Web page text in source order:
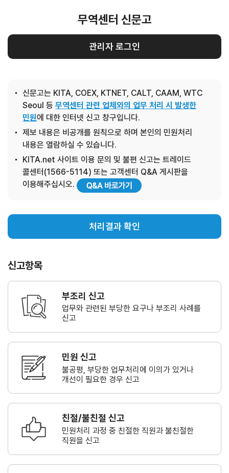
무역센터 신문고
관리자 로그인
신문고는 KITA, COEX, KTNET, CALT, CAAM, WTC
Seoul 등무역센터 관련 업체와의 업무 처리 시 발생한
민원에 대한 인터넷 신고 창구입니다.
제보 내용은 비공개를 원칙으로 하며 본인의 민원처리
내용은 열람하실 수 있습니다.
KITA.net 사이트 이용 문의 및 불편 신고는 트레이드
콜센터(1566-5114) 또는 고객센터 Q&A 게시판을
이용해주십시오.
처리결과 확인
신고항목
부조리 신고
업무와 관련된 부당한 요구나 부조리 사례를
신고
민원 신고
불공평, 부당한 업무처리에 이의가 있거나
개선이 필요한 경우 신고
친절/불친절 신고
민원처리 과정 중 친절한 직원과불친절한
직원을 신고